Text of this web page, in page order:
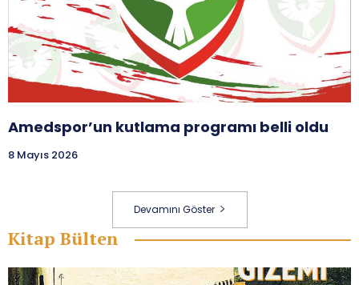
Amedspor’un kutlama programı belli oldu
8 Mayıs 2026
Devamını Göster
Kitap Bülten